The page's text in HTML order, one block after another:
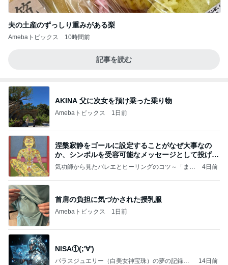
夫の土産のずっしり重みがある梨
Amebaトピックス 10時間前
記事を読む
AKINA 父に次女を預け乗った乗り物
Amebaトピックス 1日前
涅槃寂静をゴールに設定することがなぜ大事なの
か、シンボルを受容可能なメッセージとして投げる
ことが
気功師から見たバレエとヒーリングのコツ～「まと
4日前
首肩の負担に気づかされた授乳服
Amebaトピックス 1日前
NISA①(;'∀')
パラスジュエリー（白美女神宝珠）の夢の記録
14日前